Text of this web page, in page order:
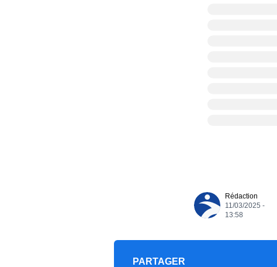
Rédaction
11/03/2025 -
13:58
PARTAGER